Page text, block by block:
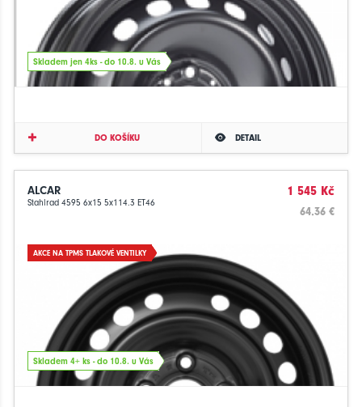
Skladem jen 4ks - do 10.8. u Vás
DO KOŠÍKU DETAIL
ALCAR
Stahlrad 4595 6x15 5x114.3 ET46
1 545 Kč
64.36 €
AKCE NA TPMS TLAKOVÉ VENTILKY
Skladem 4+ ks - do 10.8. u Vás